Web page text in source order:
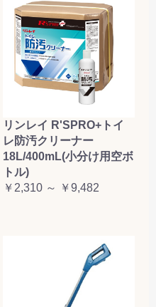
リンレイ R'SPRO+トイ
レ防汚クリーナー
18L/400mL(小分け用空ボ
トル)
￥2,310 ～ ￥9,482